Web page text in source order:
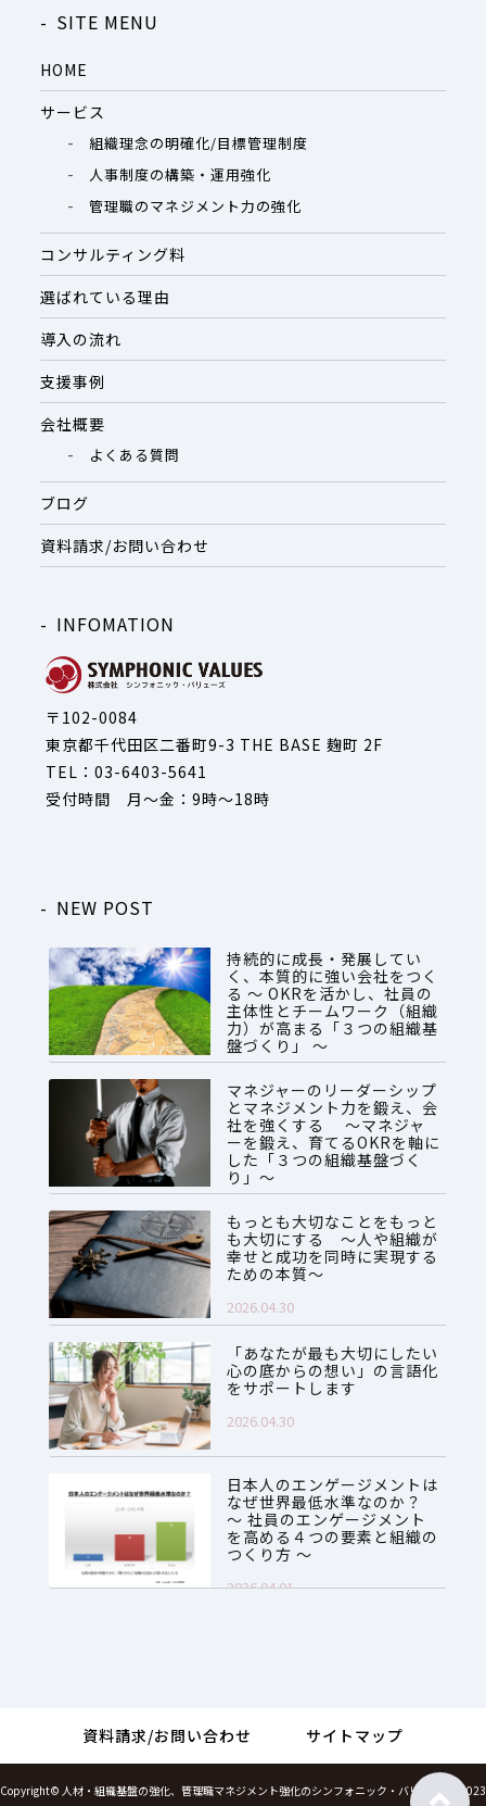
SITE MENU
HOME
サービス
組織理念の明確化/目標管理制度
人事制度の構築・運用強化
管理職のマネジメント力の強化
コンサルティング料
選ばれている理由
導入の流れ
支援事例
会社概要
よくある質問
ブログ
資料請求/お問い合わせ
INFOMATION
〒102-0084
東京都千代田区二番町9-3 THE BASE 麹町 2F
TEL：03-6403-5641
受付時間 月～金：9時～18時
NEW POST
持続的に成長・発展してい
く、本質的に強い会社をつく
る ～ OKRを活かし、社員の
主体性とチームワーク（組織
力）が高まる「３つの組織基
盤づくり」 ～
マネジャーのリーダーシップ
とマネジメント力を鍛え、会
社を強くする ～マネジャ
ーを鍛え、育てるOKRを軸に
した「３つの組織基盤づく
り」～
もっとも大切なことをもっと
も大切にする ～人や組織が
幸せと成功を同時に実現する
ための本質～
2026.04.30
「あなたが最も大切にしたい
心の底からの想い」の言語化
をサポートします
2026.04.30
日本人のエンゲージメントは
なぜ世界最低水準なのか？
～ 社員のエンゲージメント
を高める４つの要素と組織の
つくり方 ～
2026.04.01
資料請求/お問い合わせ サイトマップ
Copyright© 人材・組織基盤の強化、管理職マネジメント強化のシンフォニック・バリューズ
, 2023